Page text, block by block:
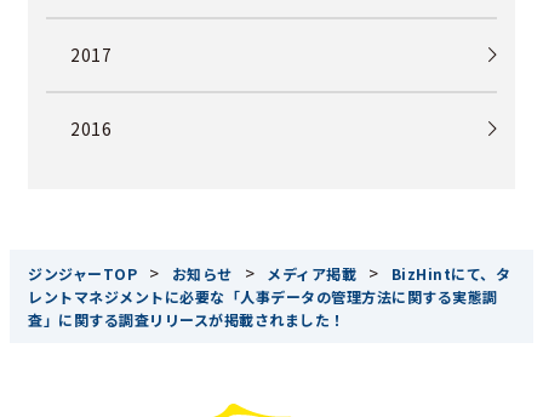
2017
2016
ジンジャーTOP > お知らせ > メディア掲載 >
BizHintにて、タ
レントマネジメントに必要な「人事データの管理方法に関する実態調
査」に関する調査リリースが掲載されました！